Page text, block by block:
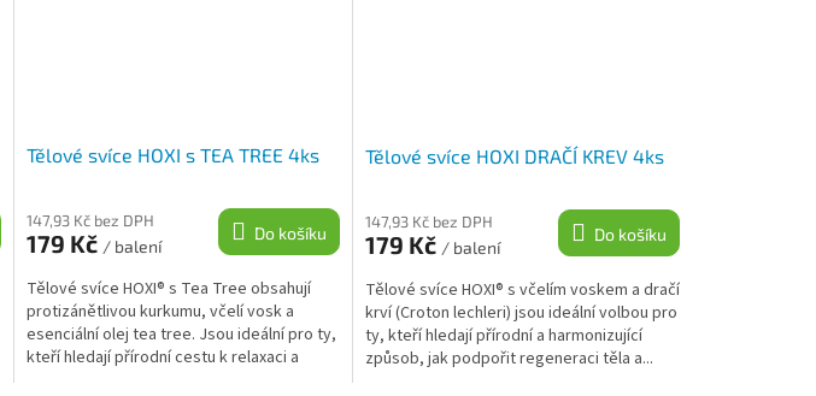
Tělové svíce HOXI s TEA TREE 4ks
147,93 Kč bez DPH
179 Kč / balení
Do košíku
Tělové svíce HOXI® s Tea Tree obsahují
protizánětlivou kurkumu, včelí vosk a
esenciální olej tea tree. Jsou ideální pro ty,
kteří hledají přírodní cestu k relaxaci a
Tělové svíce HOXI DRAČÍ KREV 4ks
147,93 Kč bez DPH
179 Kč / balení
Do košíku
Tělové svíce HOXI® s včelím voskem a dračí
krví (Croton lechleri) jsou ideální volbou pro
ty, kteří hledají přírodní a harmonizující
způsob, jak podpořit regeneraci těla a...